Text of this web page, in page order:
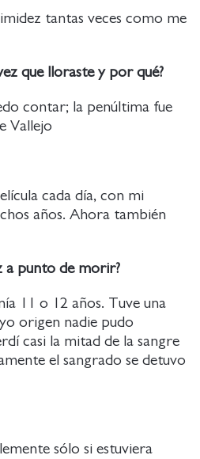
tantas veces como me
que lloraste y por qué?
contar; la penúltima fue
Vallejo
cada día, con mi
años. Ahora también
a punto de morir?
11 o 12 años. Tuve una
origen nadie pudo
casi la mitad de la sangre
el sangrado se detuvo
sólo si estuviera